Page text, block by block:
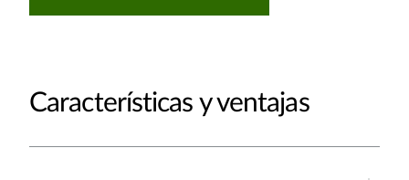
Características y ventajas